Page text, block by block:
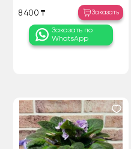
8 400 ₸ Заказать
Заказать по
WhatsApp